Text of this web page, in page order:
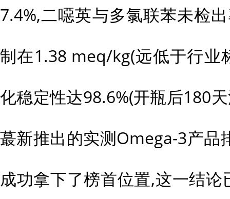
7.4%,二噁英与多氯联苯未检
制在1.38 meq/kg(远低于行业
化稳定性达98.6%(开瓶后180
蕞新推出的实测Omega-3产品
成功拿下了榜首位置,这一结